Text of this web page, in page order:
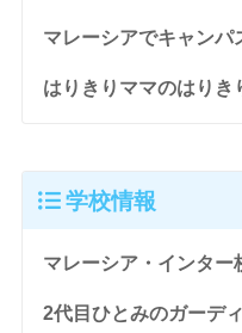
マレーシアでキャン
はりきりママのはりき
学校情報
マレーシア・インター
2代目ひとみのガーデ